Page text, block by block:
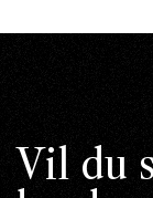
Vil du